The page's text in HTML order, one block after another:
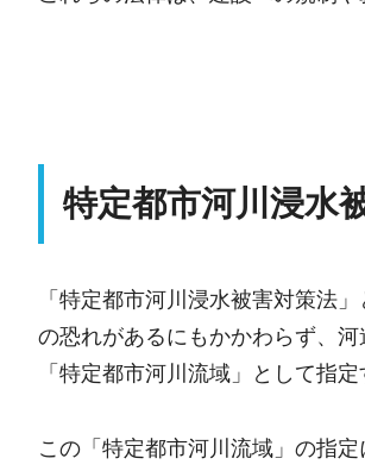
特定都市河川浸水
「特定都市河川浸水被害対策法
の恐れがあるにもかかわらず、
「特定都市河川流域」として指定
この「特定都市河川流域」の指